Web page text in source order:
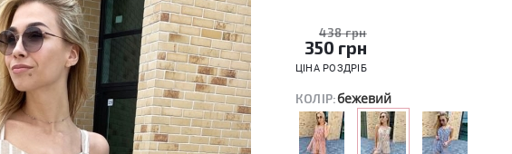
438 грн
350 грн
ЦІНА РОЗДРІБ
КОЛІР:бежевий